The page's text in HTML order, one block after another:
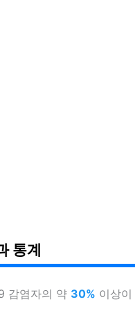
통계
감염자의 약 30% 이상